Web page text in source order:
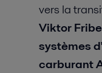
vers la
Viktor
systèmes
carburant